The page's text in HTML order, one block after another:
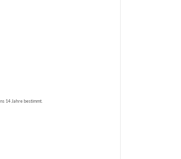
14 Jahre bestimmt.